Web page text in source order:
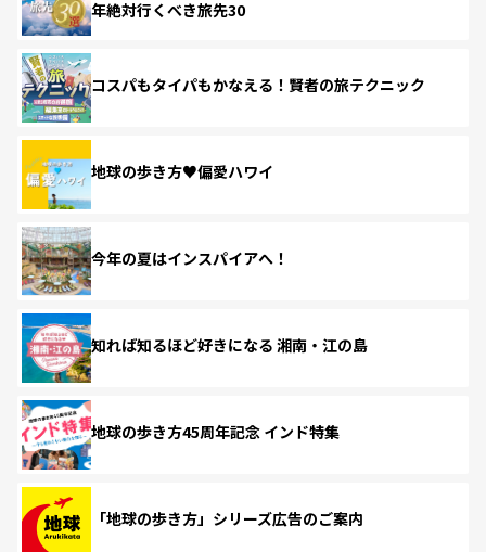
年絶対行くべき旅先30
コスパもタイパもかなえる！賢者の旅テクニック
地球の歩き方♥偏愛ハワイ
今年の夏はインスパイアへ！
知れば知るほど好きになる 湘南・江の島
地球の歩き方45周年記念 インド特集
「地球の歩き方」シリーズ広告のご案内